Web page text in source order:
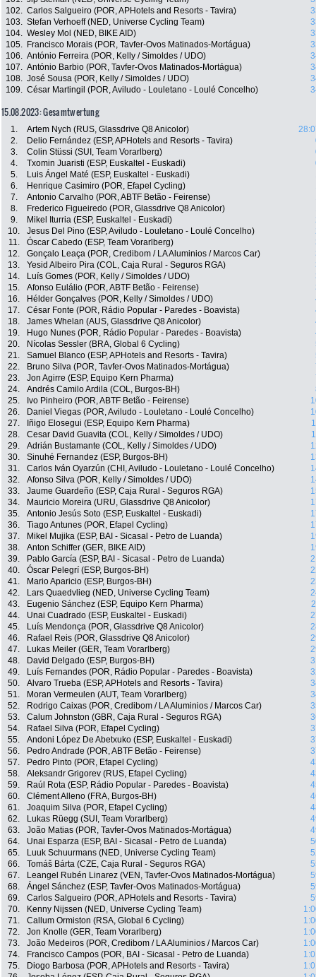
102. Carlos Salgueiro (POR, APHotels and Resorts - Tavira)
103. Stefan Verhoeff (NED, Universe Cycling Team)
104. Wesley Mol (NED, BIKE AID)
105.
Francisco Morais (POR, Tavfer-Ovos Matinados-Mortágua)
106. António Ferreira (POR, Kelly / Simoldes / UDO)
107. António Barbio (POR, Tavfer-Ovos Matinados-Mortágua)
108. José Sousa (POR, Kelly / Simoldes / UDO)
109. César Martingil (POR, Aviludo - Louletano - Loulé Concelho)
15.08.2023: Gesamtwertung
1. Artem Nych (RUS, Glassdrive Q8 Anicolor)
2.
Delio Fernández (ESP, APHotels and Resorts - Tavira)
3.
Colin Stüssi (SUI, Team Vorarlberg)
4.
Txomin Juaristi (ESP, Euskaltel - Euskadi)
5.
Luis Ángel Maté (ESP, Euskaltel - Euskadi)
6.
Henrique Casimiro (POR, Efapel Cycling)
7.
Antonio Carvalho (POR, ABTF Betão - Feirense)
8.
Frederico Figueiredo (POR, Glassdrive Q8 Anicolor)
9.
Mikel Iturria (ESP, Euskaltel - Euskadi)
10.
Jesus Del Pino (ESP, Aviludo - Louletano - Loulé Concelho)
11.
Óscar Cabedo (ESP, Team Vorarlberg)
12.
Gonçalo Leaça (POR, Credibom / LA Aluminios / Marcos Car)
13.
Yesid Albeiro Pira (COL, Caja Rural - Seguros RGA)
14.
Luís Gomes (POR, Kelly / Simoldes / UDO)
15.
Afonso Eulálio (POR, ABTF Betão - Feirense)
16.
Hélder Gonçalves (POR, Kelly / Simoldes / UDO)
17.
César Fonte (POR, Rádio Popular - Paredes - Boavista)
18.
James Whelan (AUS, Glassdrive Q8 Anicolor)
19.
Hugo Nunes (POR, Rádio Popular - Paredes - Boavista)
20.
Nícolas Sessler (BRA, Global 6 Cycling)
21.
Samuel Blanco (ESP, APHotels and Resorts - Tavira)
22.
Bruno Silva (POR, Tavfer-Ovos Matinados-Mortágua)
23.
Jon Agirre (ESP, Equipo Kern Pharma)
24.
Andrés Camilo Ardila (COL, Burgos-BH)
25.
Ivo Pinheiro (POR, ABTF Betão - Feirense)
26.
Daniel Viegas (POR, Aviludo - Louletano - Loulé Concelho)
27.
Iñigo Elosegui (ESP, Equipo Kern Pharma)
28.
Cesar David Guavita (COL, Kelly / Simoldes / UDO)
29.
Adrián Bustamante (COL, Kelly / Simoldes / UDO)
30.
Sinuhé Fernandez (ESP, Burgos-BH)
31.
Carlos Iván Oyarzún (CHI, Aviludo - Louletano - Loulé Concelho)
32.
Afonso Silva (POR, Kelly / Simoldes / UDO)
33.
Jaume Guardeño (ESP, Caja Rural - Seguros RGA)
34.
Mauricio Moreira (URU, Glassdrive Q8 Anicolor)
35.
Antonio Jesús Soto (ESP, Euskaltel - Euskadi)
36.
Tiago Antunes (POR, Efapel Cycling)
37.
Mikel Mujika (ESP, BAI - Sicasal - Petro de Luanda)
38.
Anton Schiffer (GER, BIKE AID)
39.
Pablo García (ESP, BAI - Sicasal - Petro de Luanda)
40.
Óscar Pelegrí (ESP, Burgos-BH)
41.
Mario Aparicio (ESP, Burgos-BH)
42.
Lars Quaedvlieg (NED, Universe Cycling Team)
43.
Eugenio Sánchez (ESP, Equipo Kern Pharma)
44.
Unai Cuadrado (ESP, Euskaltel - Euskadi)
45.
Luís Mendonça (POR, Glassdrive Q8 Anicolor)
46.
Rafael Reis (POR, Glassdrive Q8 Anicolor)
47.
Lukas Meiler (GER, Team Vorarlberg)
48.
David Delgado (ESP, Burgos-BH)
49.
Luís Fernandes (POR, Rádio Popular - Paredes - Boavista)
50.
Alvaro Trueba (ESP, APHotels and Resorts - Tavira)
51.
Moran Vermeulen (AUT, Team Vorarlberg)
52.
Rodrigo Caixas (POR, Credibom / LA Aluminios / Marcos Car)
53.
Calum Johnston (GBR, Caja Rural - Seguros RGA)
54.
Rafael Silva (POR, Efapel Cycling)
55.
Andoni López De Abetxuko (ESP, Euskaltel - Euskadi)
56.
Pedro Andrade (POR, ABTF Betão - Feirense)
57.
Pedro Pinto (POR, Efapel Cycling)
58.
Aleksandr Grigorev (RUS, Efapel Cycling)
59.
Raúl Rota (ESP, Rádio Popular - Paredes - Boavista)
60.
Clément Alleno (FRA, Burgos-BH)
61.
Joaquim Silva (POR, Efapel Cycling)
62.
Lukas Rüegg (SUI, Team Vorarlberg)
63.
João Matias (POR, Tavfer-Ovos Matinados-Mortágua)
64.
Unai Esparza (ESP, BAI - Sicasal - Petro de Luanda)
65.
Luuk Schuurmans (NED, Universe Cycling Team)
66.
Tomáš Bárta (CZE, Caja Rural - Seguros RGA)
67.
Leangel Rubén Linarez (VEN, Tavfer-Ovos Matinados-Mortágua)
68.
Ángel Sánchez (ESP, Tavfer-Ovos Matinados-Mortágua)
69.
Carlos Salgueiro (POR, APHotels and Resorts - Tavira)
70.
Kenny Nijssen (NED, Universe Cycling Team)
71.
Callum Ormiston (RSA, Global 6 Cycling)
72.
Jon Knolle (GER, Team Vorarlberg)
73.
João Medeiros (POR, Credibom / LA Aluminios / Marcos Car)
74.
Francisco Campos (POR, BAI - Sicasal - Petro de Luanda)
75.
Diogo Barbosa (POR, APHotels and Resorts - Tavira)